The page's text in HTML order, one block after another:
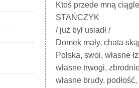
Ktoś przede mną
STAŃCZYK
/ już był usiadł /
Domek mały, chata
Polska, swoi, własne
własne trwogi,
własne brudy, podłość,